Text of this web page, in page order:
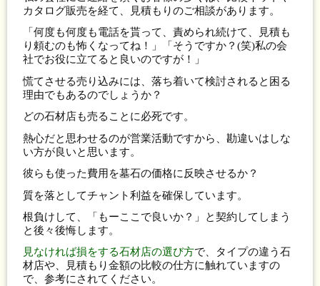
カタログ販売を経て、見積もりのご相談があります。
「何度も何度も電話を貰って、責められ続けて、見積も
り頼むのも怖くなってね！」「そうですか？(笑)私の会
社でお役に立てると良いのですが！」
慌てさせる売り込みには、落ち着いて検討されると困る
理由でもあるのでしょうか？
どの石材店も売ることに必死です。
熱心だと思わせるのが営業活動ですから、勘違いはしな
い方が良いと思います。
彼らも使った費用を墓石の価格に反映させるか？
質を落としてチャント利益を確保しています。
根負けして、「もーここで良いか？」と契約してしまう
と後々後悔します。
見なければ損をする石材店の選び方で、タイプの違う石
材店や、見積もり金額の比較の仕方に触れていますの
で、参考にされてください。